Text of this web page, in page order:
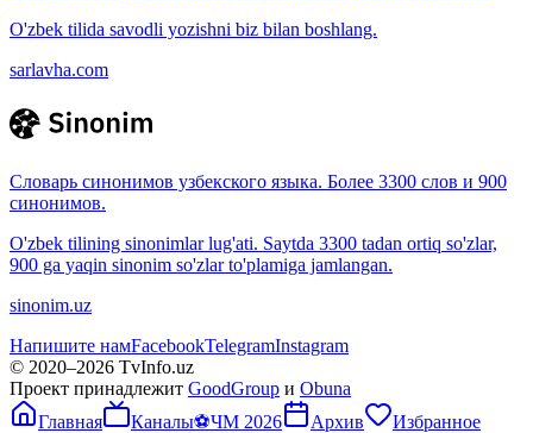
O'zbek tilida savodli yozishni biz bilan boshlang.
sarlavha.com
Словарь синонимов узбекского языка. Более 3300 слов и 900
синонимов.
O'zbek tilining sinonimlar lug'ati. Saytda 3300 tadan ortiq so'zlar,
900 ga yaqin sinonim so'zlar to'plamiga jamlangan.
sinonim.uz
Напишите намFacebookTelegramInstagram
© 2020–2026 TvInfo.uz
Проект принадлежит GoodGroup и Obuna
Главная
Каналы⚽ЧМ 2026 Архив Избранное